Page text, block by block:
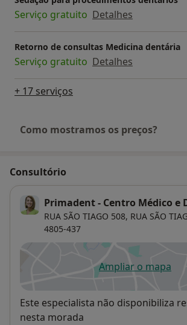
Serviço gratuito Detalhes
Retorno de consultas Medicina dentária
Serviço gratuito Detalhes
+ 17 serviços
Como mostramos os preços?
Consultório
Primadent - Centro Médico e
RUA SÃO TIAGO 508, RUA SÃO
4805-437
Ampliar o mapa
abre num
Disponibilidade
Este especialista não disponibiliza
nesta morada